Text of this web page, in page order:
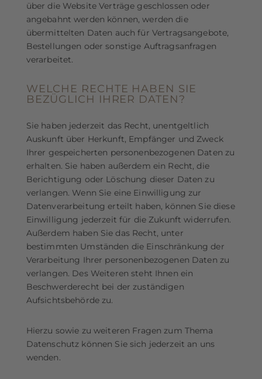
über die Website Verträge geschlossen oder
angebahnt werden können, werden die
übermittelten Daten auch für Vertragsangebote,
Bestellungen oder sonstige Auftragsanfragen
verarbeitet.
WELCHE RECHTE HABEN SIE
BEZÜGLICH IHRER DATEN?
Sie haben jederzeit das Recht, unentgeltlich
Auskunft über Herkunft, Empfänger und Zweck
Ihrer gespeicherten personenbezogenen Daten zu
erhalten. Sie haben außerdem ein Recht, die
Berichtigung oder Löschung dieser Daten zu
verlangen. Wenn Sie eine Einwilligung zur
Datenverarbeitung erteilt haben, können Sie diese
Einwilligung jederzeit für die Zukunft widerrufen.
Außerdem haben Sie das Recht, unter
bestimmten Umständen die Einschränkung der
Verarbeitung Ihrer personenbezogenen Daten zu
verlangen. Des Weiteren steht Ihnen ein
Beschwerderecht bei der zuständigen
Aufsichtsbehörde zu.
Hierzu sowie zu weiteren Fragen zum Thema
Datenschutz können Sie sich jederzeit an uns
wenden.